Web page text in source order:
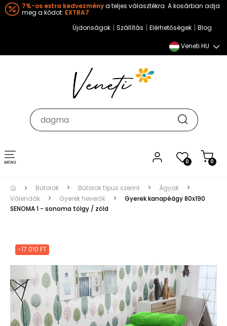
7%-os extra kedvezménya teljes választékra. A kosárban adja
meg a kódot: EXTRA7
Újdonságok | Szállítás | Elérhetőségek | Blog
Veneti HU
0 0
Toggle
navigation
Bútorok Bútorok típus szerint
Ágyak
Válendák
Gyerek heverők
Gyerek kanapéágy 80x190
SENOMA 1 - sonoma tölgy / zöld
-17 010 FT